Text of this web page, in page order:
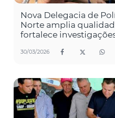
Nova Delegacia de
Norte amplia
fortalece
30/03/2026